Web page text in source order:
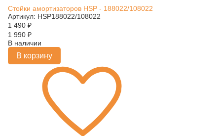
Стойки амортизаторов HSP - 188022/108022
Артикул: HSP188022/108022
1 490 ₽
1 990 ₽
В наличии
В корзину